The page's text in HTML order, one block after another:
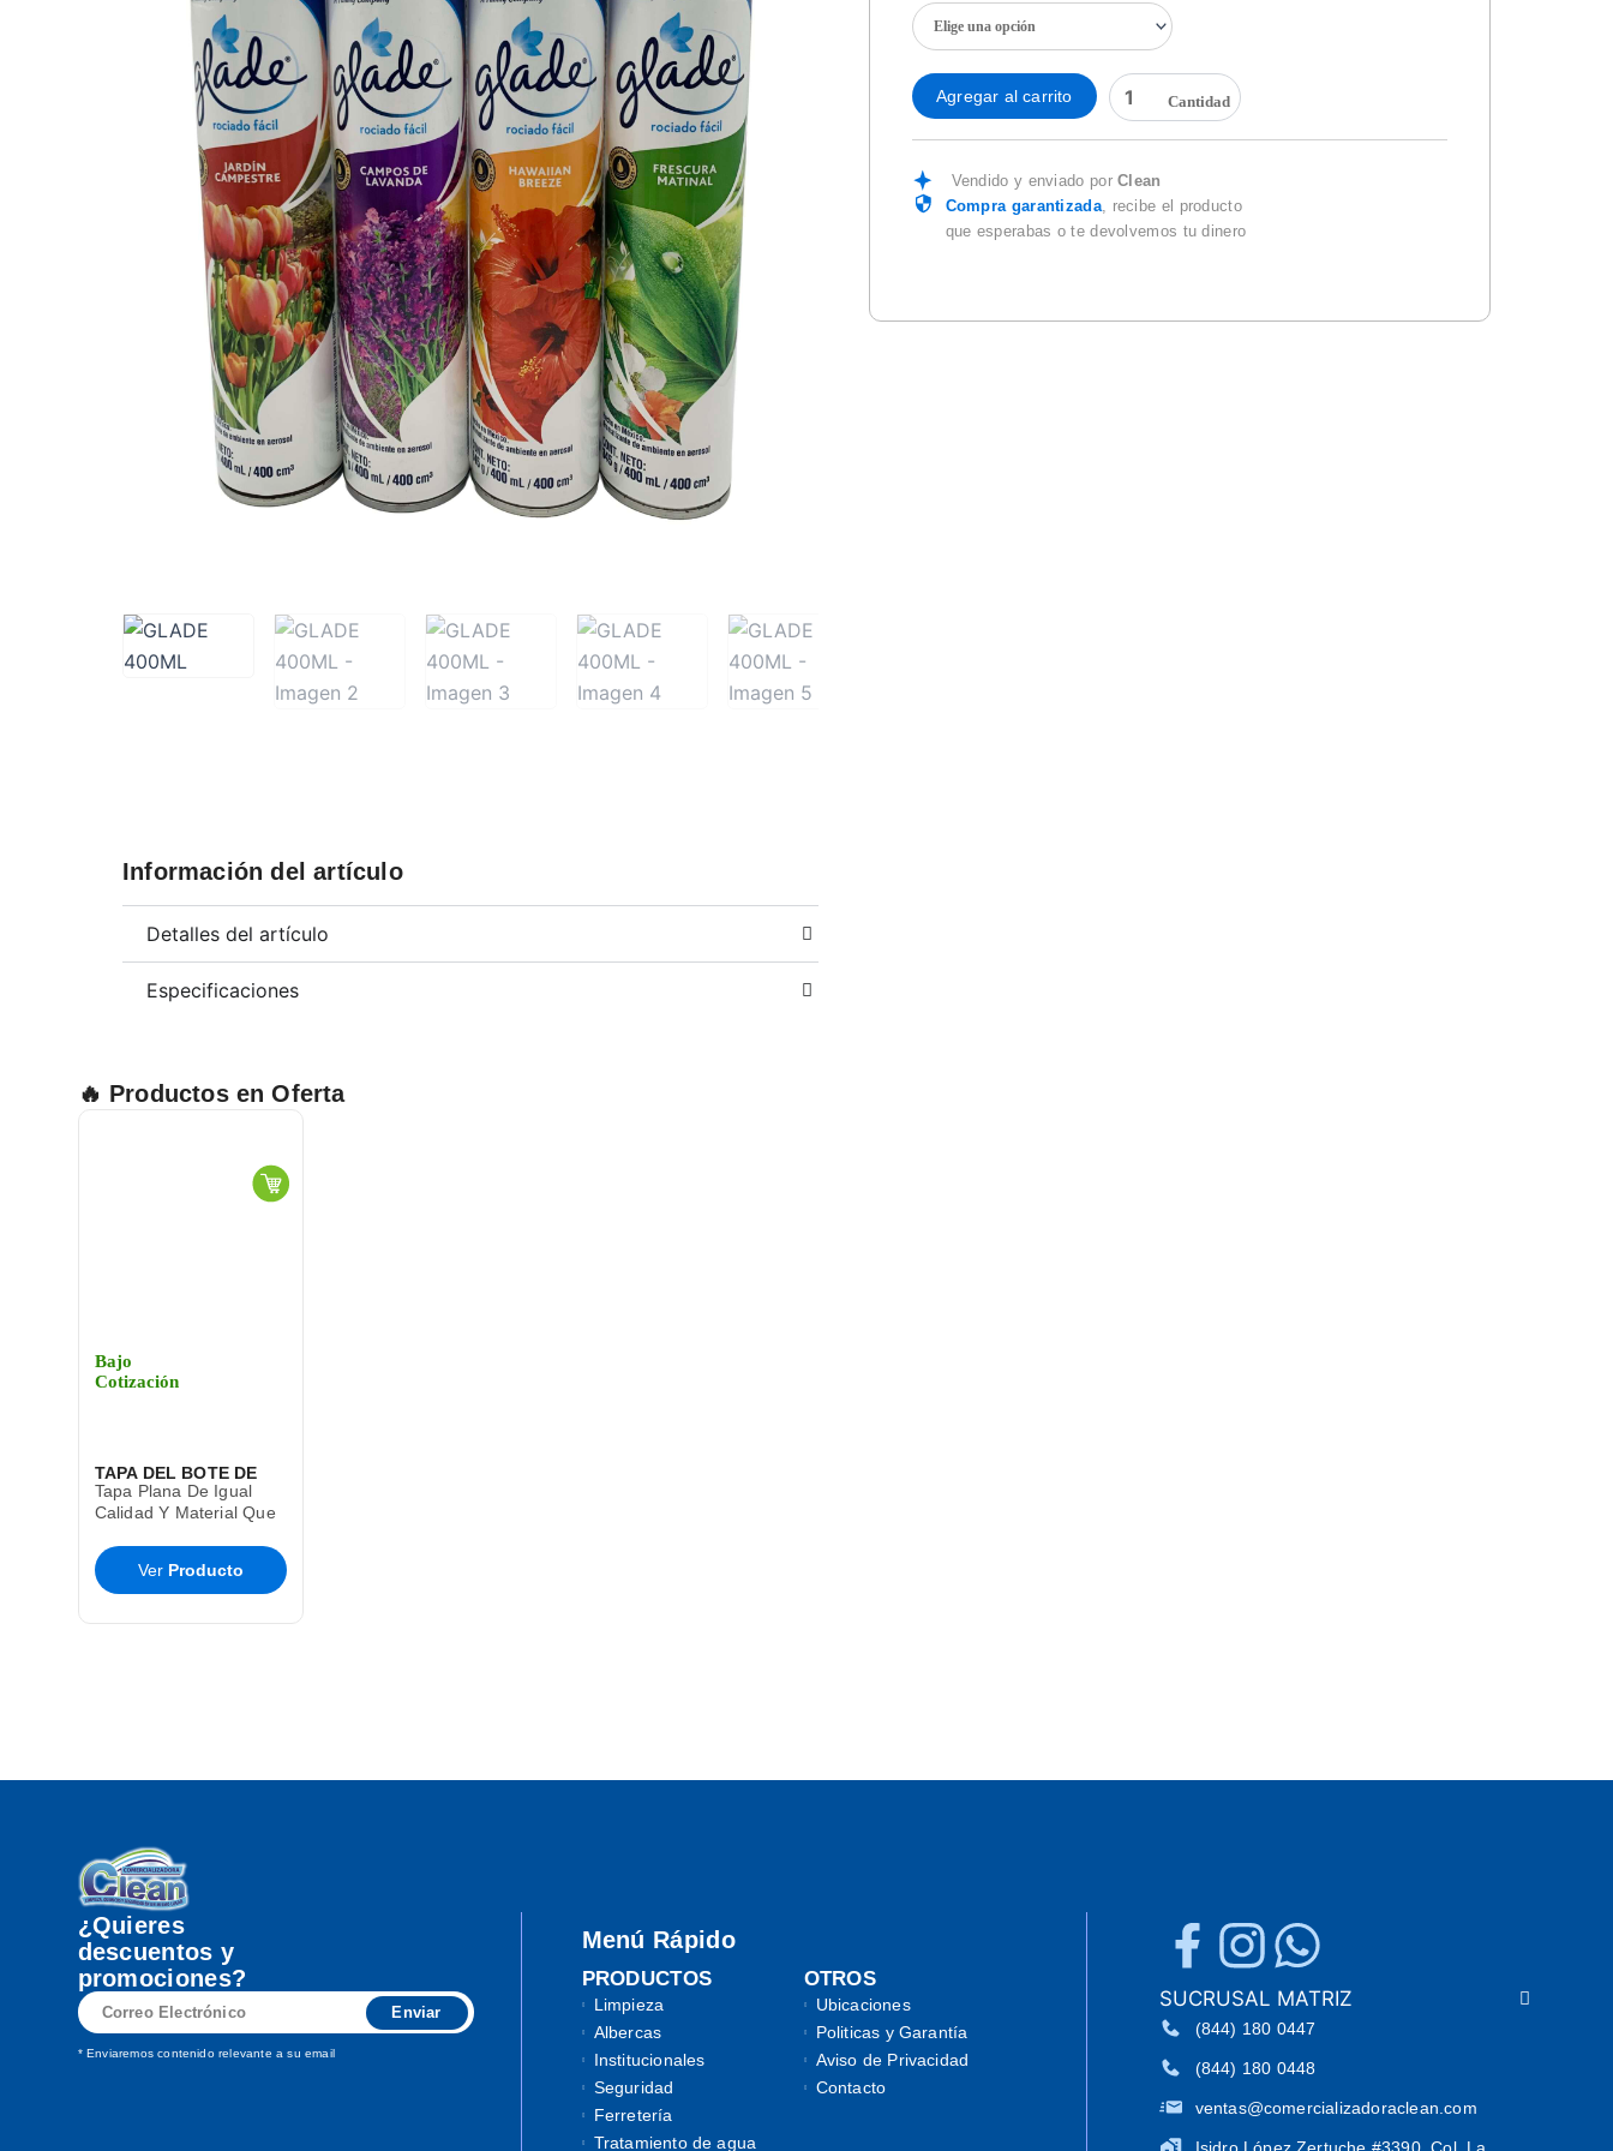
Información del artículo
Detalles del artículo
Especificaciones
GLADE
400ML
Agregar al carrito
Vendido y enviado porClean
Compra garantizada, recibe el producto
que esperabas o te devolvemos tu dinero
🔥 Productos en Oferta
Bajo
Cotización
TAPA DEL BOTE DE
BASURA CESTO TOFF
Tapa Plana De Igual
Calidad Y Material Que
T9285
Ver Producto
¿Quieres
descuentos y
promociones?
Correo
Electrónico
Enviar
* Enviaremos contenido relevante a su email
Menú Rápido
PRODUCTOS
Limpieza
Albercas
Institucionales
Seguridad
Ferretería
Tratamiento de agua
OTROS
Ubicaciones
Politicas y Garantía
Aviso de Privacidad
Contacto
SUCRUSAL MATRIZ
(844) 180 0447
(844) 180 0448
ventas@comercializadoraclean.com